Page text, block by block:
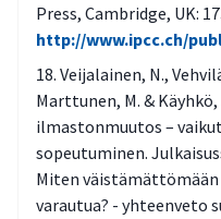
Press, Cambridge, UK:
http://www.ipcc.ch/
Veijalainen, N.,
Marttunen, M. &
ilmastonmuutos –
sopeutuminen.
Miten
varautua? - yhteenveto